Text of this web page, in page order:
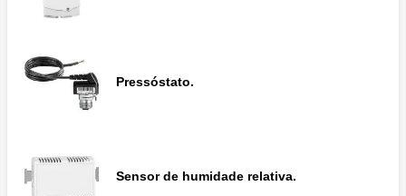
Pressóstato.
Sensor de humidade relativa.